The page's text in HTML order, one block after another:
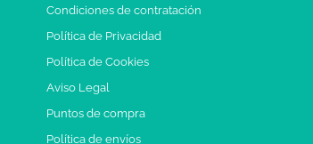
Condiciones de contratación
Política de Privacidad
Política de Cookies
Aviso Legal
Puntos de compra
Política de envíos